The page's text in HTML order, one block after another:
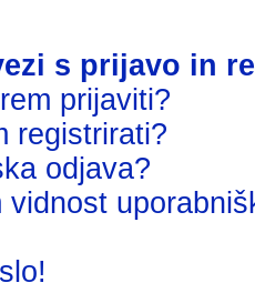
s prijavo in
prijaviti?
registrirati?
odjava?
vidnost